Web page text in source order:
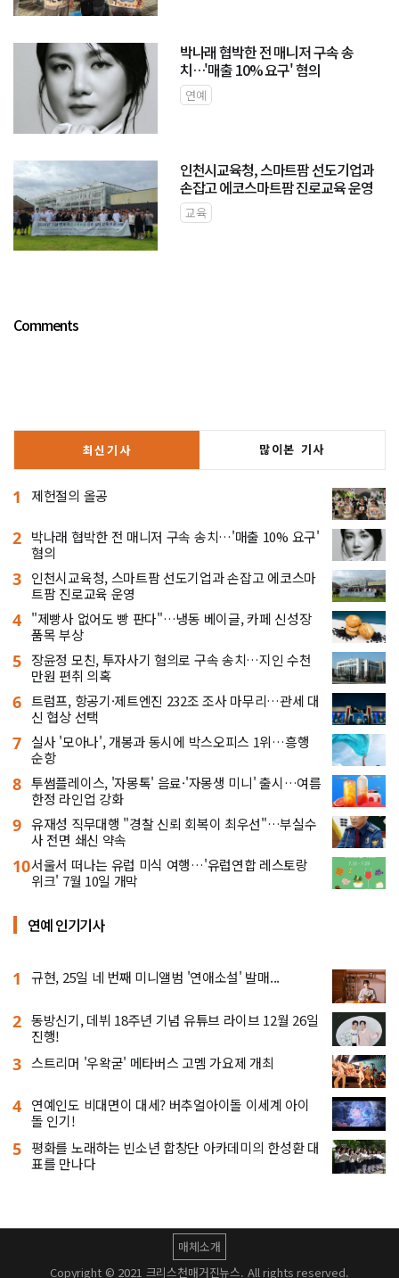
박나래 협박한 전 매니저 구속 송
치…'매출 10% 요구' 혐의
연예
인천시교육청, 스마트팜 선도기업과
손잡고 에코스마트팜 진로교육 운영
교육
Comments
최신기사 많이본 기사
1 제헌절의 올공
2 박나래 협박한 전 매니저 구속 송치…'매출 10% 요구'
혐의
3 인천시교육청, 스마트팜 선도기업과 손잡고 에코스마
트팜 진로교육 운영
4 "제빵사 없어도 빵 판다"…냉동 베이글, 카페 신성장
품목 부상
5 장윤정 모친, 투자사기 혐의로 구속 송치…지인 수천
만원 편취 의혹
6 트럼프, 항공기·제트엔진 232조 조사 마무리…관세 대
신 협상 선택
7 실사 '모아나', 개봉과 동시에 박스오피스 1위…흥행
순항
8 투썸플레이스, '자몽톡' 음료·'자몽생 미니' 출시…여름
한정 라인업 강화
9 유재성 직무대행 "경찰 신뢰 회복이 최우선"…부실수
사 전면 쇄신 약속
10서울서 떠나는 유럽 미식 여행…'유럽연합 레스토랑
위크' 7월 10일 개막
연예 인기기사
1 규현, 25일 네 번째 미니앨범 '연애소설' 발매...
2 동방신기, 데뷔 18주년 기념 유튜브 라이브 12월 26일
진행!
3 스트리머 '우왁굳' 메타버스 고멤 가요제 개최
4 연예인도 비대면이 대세? 버추얼아이돌 이세계 아이
돌 인기!
5 평화를 노래하는 빈소년 합창단 아카데미의 한성환 대
표를 만나다
매체소개
Copyright © 2021 크리스천매거진뉴스. All rights reserved.